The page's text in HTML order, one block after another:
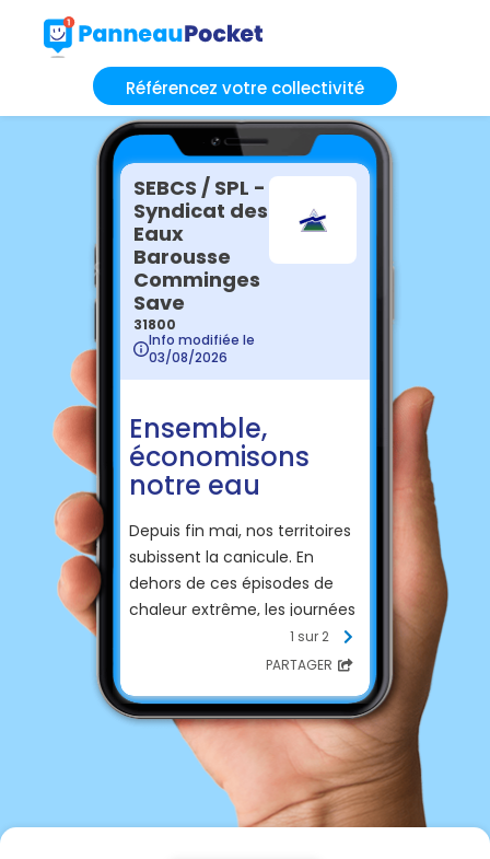
Référencez votre collectivité
SEBCS / SPL -
Syndicat des
Eaux
Barousse
Comminges
Save
31800
Info modifiée le
03/08/2026
Ensemble,
économisons
notre eau
Depuis fin mai, nos territoires
subissent la canicule. En
dehors de ces épisodes de
chaleur extrême, les journées
restent très chaudes et la
pluie rare. Dans ce contexte, il
collective d’agir pour
économiser et préserver l’eau
que nous utilisons.
En complément des
restrictions d’usage de l’eau
1 sur 2
PARTAGER